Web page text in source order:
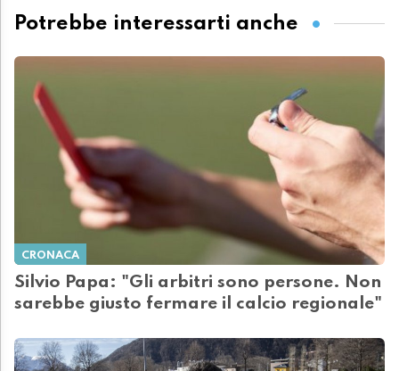
Potrebbe interessarti anche
CRONACA
Silvio Papa: "Gli arbitri sono persone. Non
sarebbe giusto fermare il calcio regionale"